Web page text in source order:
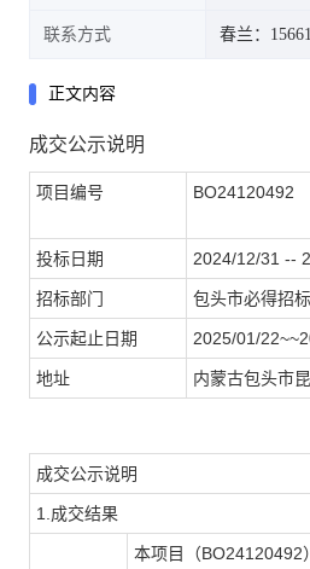
联系方式 春兰：
正文内容
成交公示说明
项目编号 BO24120492
投标日期 2024/12/31 --
招标部门 包头市必得招
公示起止日期 2025/01/
地址 内蒙古包头市
成交公示说明
1.成交结果
本项目（BO24120492